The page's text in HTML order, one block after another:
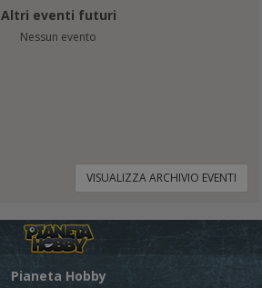
Altri eventi futuri
Nessun evento
VISUALIZZA ARCHIVIO EVENTI
Pianeta Hobby